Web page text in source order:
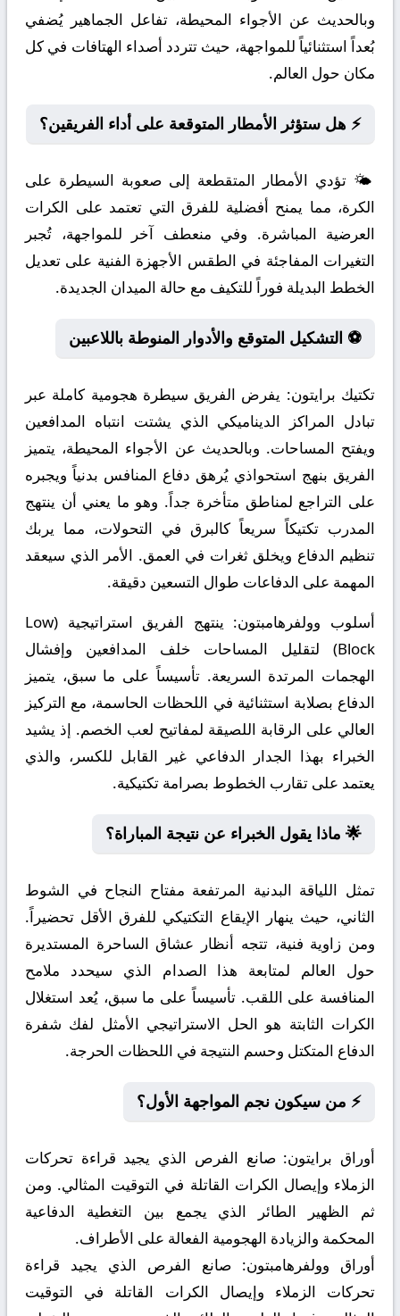
وبالحديث عن الأجواء المحيطة، تفاعل الجماهير يُضفي
بُعداً استثنائياً للمواجهة، حيث تتردد أصداء الهتافات في كل
مكان حول العالم.
⚡ هل ستؤثر الأمطار المتوقعة على أداء الفريقين؟
🌤️ تؤدي الأمطار المتقطعة إلى صعوبة السيطرة على
الكرة، مما يمنح أفضلية للفرق التي تعتمد على الكرات
العرضية المباشرة. وفي منعطف آخر للمواجهة، تُجبر
التغيرات المفاجئة في الطقس الأجهزة الفنية على تعديل
الخطط البديلة فوراً للتكيف مع حالة الميدان الجديدة.
⚽ التشكيل المتوقع والأدوار المنوطة باللاعبين
تكتيك برايتون: يفرض الفريق سيطرة هجومية كاملة عبر
تبادل المراكز الديناميكي الذي يشتت انتباه المدافعين
ويفتح المساحات. وبالحديث عن الأجواء المحيطة، يتميز
الفريق بنهج استحواذي يُرهق دفاع المنافس بدنياً ويجبره
على التراجع لمناطق متأخرة جداً. وهو ما يعني أن ينتهج
المدرب تكتيكاً سريعاً كالبرق في التحولات، مما يربك
تنظيم الدفاع ويخلق ثغرات في العمق. الأمر الذي سيعقد
المهمة على الدفاعات طوال التسعين دقيقة.
أسلوب وولفرهامبتون:
ينتهج الفريق استراتيجية (Low
Block) لتقليل المساحات خلف المدافعين وإفشال
الهجمات المرتدة السريعة. تأسيساً على ما سبق، يتميز
الدفاع بصلابة استثنائية في اللحظات الحاسمة، مع التركيز
العالي على الرقابة اللصيقة لمفاتيح لعب الخصم. إذ يشيد
الخبراء بهذا الجدار الدفاعي غير القابل للكسر، والذي
يعتمد على تقارب الخطوط بصرامة تكتيكية.
🌟 ماذا يقول الخبراء عن نتيجة المباراة؟
تمثل اللياقة البدنية المرتفعة مفتاح النجاح في الشوط
الثاني، حيث ينهار الإيقاع التكتيكي للفرق الأقل تحضيراً.
ومن زاوية فنية، تتجه أنظار عشاق الساحرة المستديرة
حول العالم لمتابعة هذا الصدام الذي سيحدد ملامح
المنافسة على اللقب. تأسيساً على ما سبق، يُعد استغلال
الكرات الثابتة هو الحل الاستراتيجي الأمثل لفك شفرة
الدفاع المتكتل وحسم النتيجة في اللحظات الحرجة.
⚡ من سيكون نجم المواجهة الأول؟
أوراق برايتون: صانع الفرص الذي يجيد قراءة تحركات
الزملاء وإيصال الكرات القاتلة في التوقيت المثالي. ومن
ثم الظهير الطائر الذي يجمع بين التغطية الدفاعية
المحكمة والزيادة الهجومية الفعالة على الأطراف.
أوراق وولفرهامبتون: صانع الفرص الذي يجيد قراءة
تحركات الزملاء وإيصال الكرات القاتلة في التوقيت